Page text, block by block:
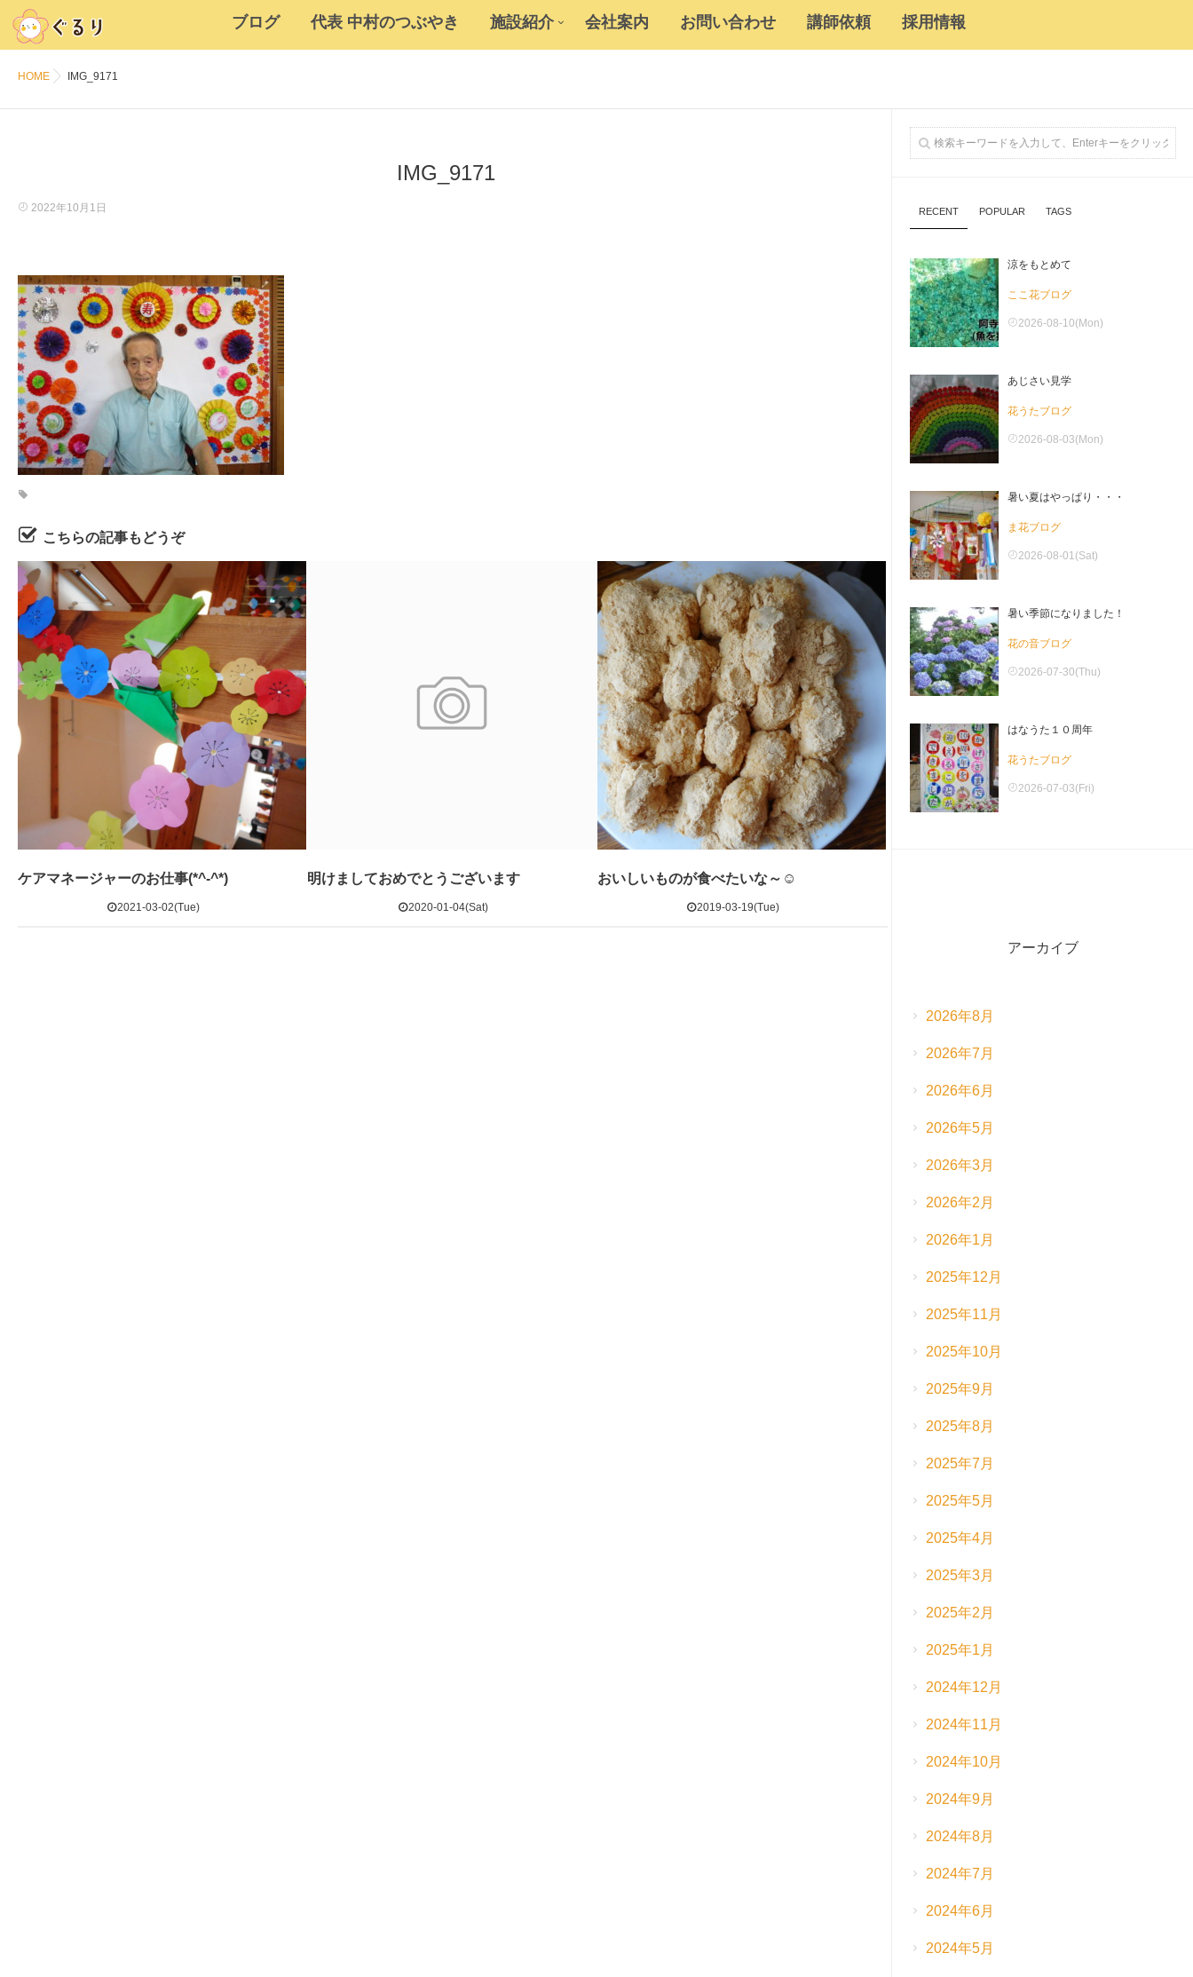
ブログ 代表 中村のつぶやき 施設紹介 会社案内 お問い合わせ 講師依頼 採用情報
HOME IMG_9171
IMG_9171
2022年10月1日
こちらの記事もどうぞ
ケアマネージャーのお仕事(*^-^*)
2021-03-02(Tue)
明けましておめでとうございます
2020-01-04(Sat)
おいしいものが食べたいな～☺
2019-03-19(Tue)
RECENT POPULAR TAGS
涼をもとめて
ここ花ブログ
2026-08-10(Mon)
あじさい見学
花うたブログ
2026-08-03(Mon)
暑い夏はやっぱり・・・
ま花ブログ
2026-08-01(Sat)
暑い季節になりました！
花の音ブログ
2026-07-30(Thu)
はなうた１０周年
花うたブログ
2026-07-03(Fri)
アーカイブ
2026年8月
2026年7月
2026年6月
2026年5月
2026年3月
2026年2月
2026年1月
2025年12月
2025年11月
2025年10月
2025年9月
2025年8月
2025年7月
2025年5月
2025年4月
2025年3月
2025年2月
2025年1月
2024年12月
2024年11月
2024年10月
2024年9月
2024年8月
2024年7月
2024年6月
2024年5月